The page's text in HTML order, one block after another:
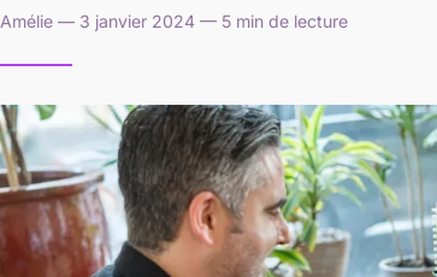
Amélie — 3 janvier 2024 — 5 min de lecture